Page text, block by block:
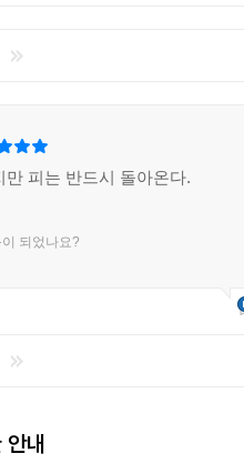
다. 저자는 ‘희망을 갖고 삶을
만 거기서 ‘살아 있다는 감각
만 피는 반드시 돌아온다.
되었나요?
내